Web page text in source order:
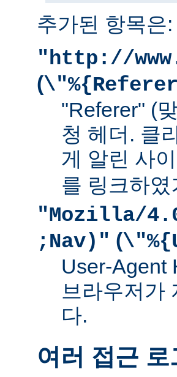
추가된 항목은:
"http://
(
"Referer" (
청 헤더. 클
게 알린 사
를 링크하
"Mozilla/
;Nav)" (
User-Agent
브라우저가
다.
여러 접근 로